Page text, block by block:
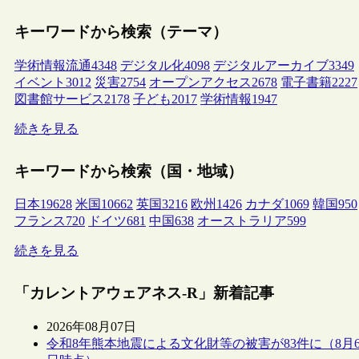
キーワードから検索（テーマ）
学術情報流通4348 デジタル化4098 デジタルアーカイブ3349
イベント 3012 災害2754 オープンアクセス2678 電子書籍2227
図書館サービス2178 子ども2017 学術情報1947
続きを見る
キーワードから検索（国・地域）
日本19628 米国 10662 英国3216 欧州 1426 カナダ1069 韓国950
フランス720 ドイツ681 中国638 オーストラリア599
続きを見る
「カレントアウェアネス-R」新着記事
2026年08月07日
令和8年熊本地震による文化財等の被害が83件に（8月